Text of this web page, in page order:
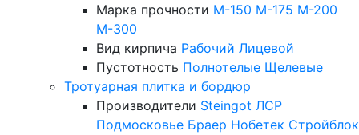
Марка прочности М-150 М-175 М-200
М-300
Вид кирпича Рабочий Лицевой
Пустотность Полнотелые Щелевые
Тротуарная плитка и бордюр
Производители Steingot ЛСР
Подмосковье Браер Нобетек Стройблок